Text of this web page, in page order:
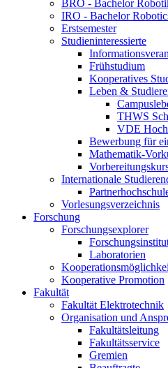
BRO - Bachelor
IRO - Bachelor
Erstsemester
Studieninteressierte
Frühstudium
Kooperatives
Leben &
THWS
VDE
Bewerbung für
Mathematik-
Internationale
Vorlesungsverzeichnis
Forschung
Forschungsexplorer
Laboratorien
Kooperative Promotion
Fakultät
Fakultät Elektrotechnik
Organisation und
Fakultätsleitung
Fakultätsservice
Gremien